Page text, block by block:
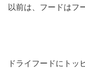
以前は、フードはフ
ドライフードにトッ